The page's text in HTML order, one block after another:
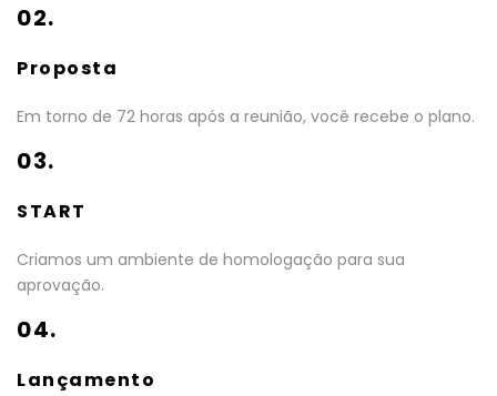
02.
Proposta
Em torno de 72 horas após a reunião, você recebe o plano.
03.
START
Criamos um ambiente de homologação para sua
aprovação.
04.
Lançamento